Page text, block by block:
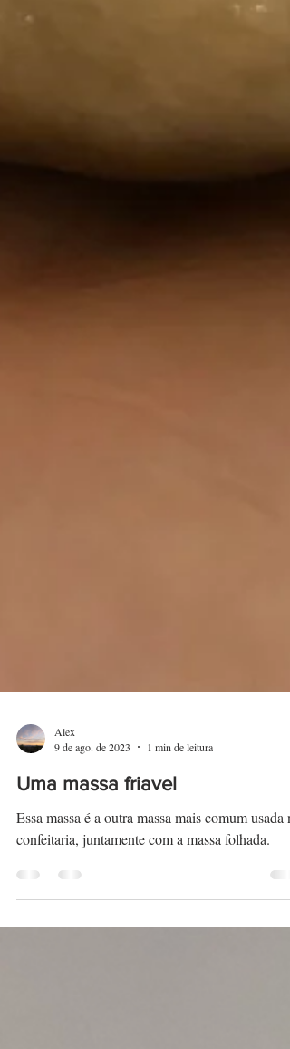
Alex
9 de ago. de 2023
1 min de leitura
Uma massa friavel
confeitaria, juntamente com a massa folhada.